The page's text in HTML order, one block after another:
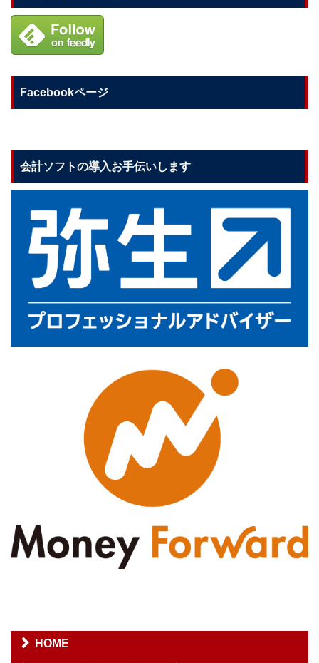
Facebookページ
会計ソフトの導入お手伝いします
HOME